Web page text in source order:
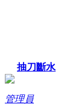
抽刀斷水
管理員